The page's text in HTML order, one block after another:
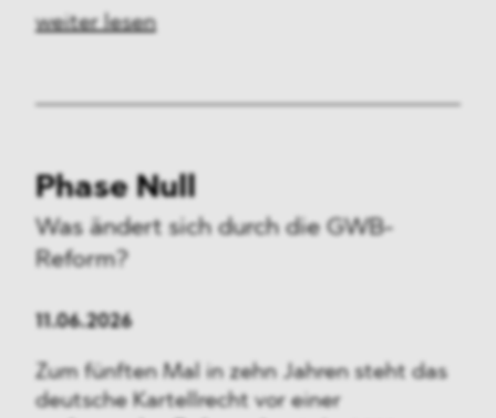
weiter lesen
Phase Null
Was ändert sich durch die GWB-
Reform?
11.06.2026
Zum fünften Mal in zehn Jahren steht das
deutsche Kartellrecht vor einer